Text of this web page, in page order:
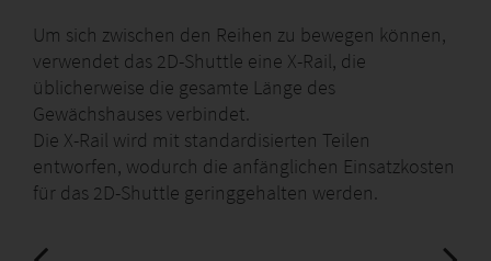
Um sich zwischen den Reihen zu bewegen können,
verwendet das 2D-Shuttle eine X-Rail, die
üblicherweise die gesamte Länge des
Gewächshauses verbindet.
Die X-Rail wird mit standardisierten Teilen
entworfen, wodurch die anfänglichen Einsatzkosten
für das 2D-Shuttle geringgehalten werden.